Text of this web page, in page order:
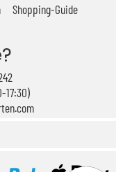
Shopping-Guide
17:30)